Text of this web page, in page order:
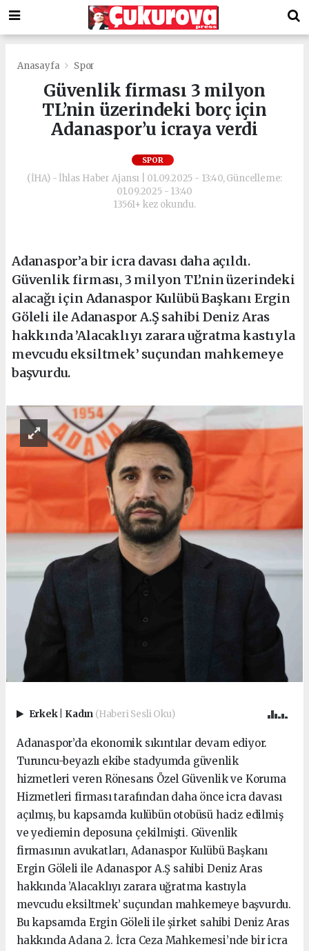
Anasayfa Spor
Güvenlik firması 3 milyon
TL’nin üzerindeki borç için
Adanaspor’u icraya verdi
SPOR
(İHA) - İhlas Haber Ajansı | 01.09.2025 - 13:40, Güncelleme:
01.09.2025 - 13:40
13561+ kez okundu.
Adanaspor’a bir icra davası daha açıldı.
Güvenlik firması, 3 milyon TL’nin üzerindeki
alacağı için Adanaspor Kulübü Başkanı Ergin
Göleli ile Adanaspor A.Ş sahibi Deniz Aras
hakkında ’Alacaklıyı zarara uğratma kastıyla
mevcudu eksiltmek’ suçundan mahkemeye
başvurdu.
Erkek Kadın (Haberi Sesli Oku)
Adanaspor’da ekonomik sıkıntılar devam ediyor.
Turuncu-beyazlı ekibe stadyumda güvenlik
hizmetleri veren Rönesans Özel Güvenlik ve Koruma
Hizmetleri firması tarafından daha önce icra davası
açılmış, bu kapsamda kulübün otobüsü haciz edilmiş
ve yediemin deposuna çekilmişti. Güvenlik
firmasının avukatları, Adanaspor Kulübü Başkanı
Ergin Göleli ile Adanaspor A.Ş sahibi Deniz Aras
hakkında ’Alacaklıyı zarara uğratma kastıyla
mevcudu eksiltmek’ suçundan mahkemeye başvurdu.
Bu kapsamda Ergin Göleli ile şirket sahibi Deniz Aras
hakkında Adana 2. İcra Ceza Mahkemesi’nde bir icra